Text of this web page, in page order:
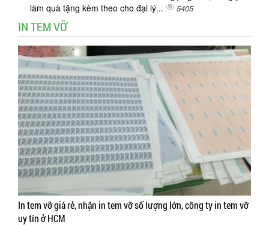
làm quà tặng kèm theo cho đại lý...
5405
IN TEM VỠ
In tem vỡ giá rẻ, nhận in tem vỡ số lượng lớn, công ty in tem vỡ
uy tín ở HCM